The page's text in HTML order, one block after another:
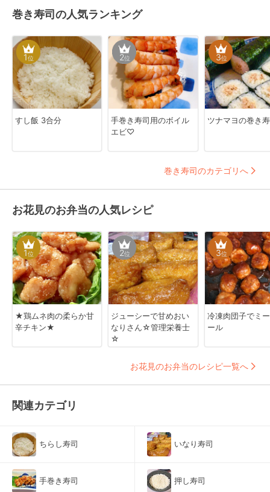
巻き寿司の人気ランキング
1位
すし飯 3合分
2位
手巻き寿司用のボイル
エビ♡
3位
ツナマヨの巻き
巻き寿司のカテゴリへ
お花見のお弁当の人気レシピ
1位
★鶏ムネ肉の柔らか甘
辛チキン★
2位
ジューシーで甘めおい
なりさん☆管理栄養士
☆
3位
冷凍肉団子でミ
ール
お花見のお弁当のレシピ一覧へ
関連カテゴリ
ちらし寿司 いなり寿司
手巻き寿司 押し寿司